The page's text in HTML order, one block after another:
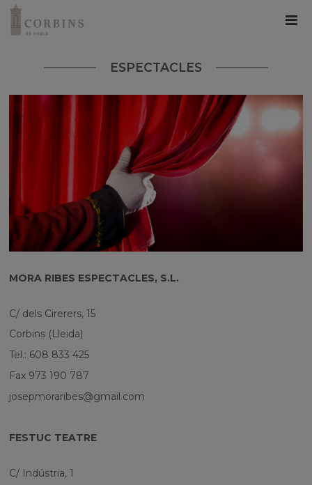
ESPECTACLES
MORA RIBES ESPECTACLES, S.L.
C/ dels Cirerers, 15
Corbins (Lleida)
Tel.: 608 833 425
Fax 973 190 787
josepmoraribes@gmail.com
FESTUC TEATRE
C/ Indústria, 1